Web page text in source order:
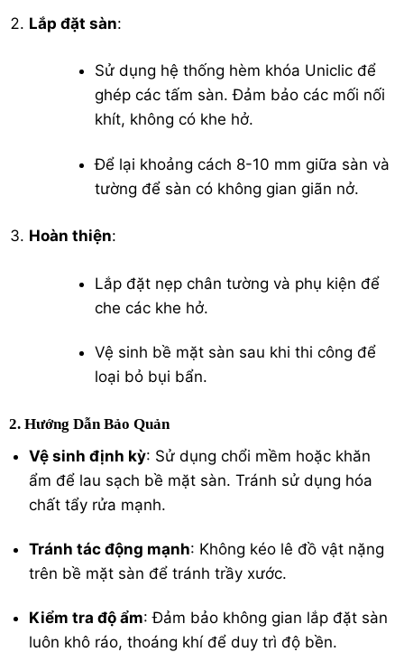
Lắp đặt sàn:
Sử dụng hệ thống hèm khóa Uniclic để
ghép các tấm sàn. Đảm bảo các mối nối
khít, không có khe hở.
Để lại khoảng cách 8-10 mm giữa sàn và
tường để sàn có không gian giãn nở.
Hoàn thiện:
Lắp đặt nẹp chân tường và phụ kiện để
che các khe hở.
Vệ sinh bề mặt sàn sau khi thi công để
loại bỏ bụi bẩn.
2. Hướng Dẫn Bảo Quản
Vệ sinh định kỳ: Sử dụng chổi mềm hoặc khăn
ẩm để lau sạch bề mặt sàn. Tránh sử dụng hóa
chất tẩy rửa mạnh.
Tránh tác động mạnh: Không kéo lê đồ vật nặng
trên bề mặt sàn để tránh trầy xước.
Kiểm tra độ ẩm: Đảm bảo không gian lắp đặt sàn
luôn khô ráo, thoáng khí để duy trì độ bền.